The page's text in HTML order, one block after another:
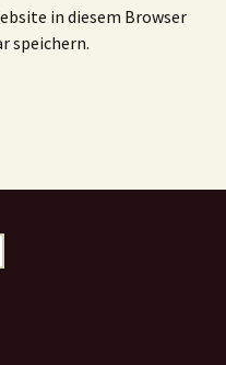
in diesem Browser
speichern.